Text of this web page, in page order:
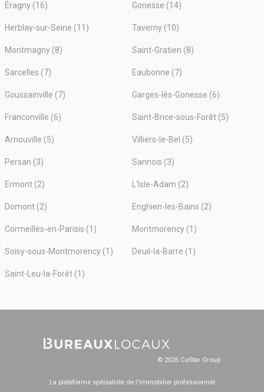
Éragny (16) Gonesse (14)
Herblay-sur-Seine (11) Taverny (10)
Montmagny (8) Saint-Gratien (8)
Sarcelles (7) Eaubonne (7)
Goussainville (7) Garges-lès-Gonesse (6)
Franconville (6) Saint-Brice-sous-Forêt (5)
Arnouville (5) Villiers-le-Bel (5)
Persan (3) Sannois (3)
Ermont (2) L'Isle-Adam (2)
Domont (2) Enghien-les-Bains (2)
Cormeilles-en-Parisis (1) Montmorency (1)
Soisy-sous-Montmorency (1) Deuil-la-Barre (1)
Saint-Leu-la-Forêt (1)
© 2026 CoStar Group
La plateforme spécialiste de l'immobilier professionnel